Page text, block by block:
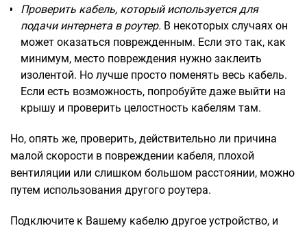
Проверить кабель, который используется для
подачи интернета в роутер. В некоторых случаях он
может оказаться поврежденным. Если это так, как
минимум, место повреждения нужно заклеить
изолентой. Но лучше просто поменять весь кабель.
Если есть возможность, попробуйте даже выйти на
крышу и проверить целостность кабелям там.
Но, опять же, проверить, действительно ли причина
малой скорости в повреждении кабеля, плохой
вентиляции или слишком большом расстоянии, можно
путем использования другого роутера.
Подключите к Вашему кабелю другое устройство, и